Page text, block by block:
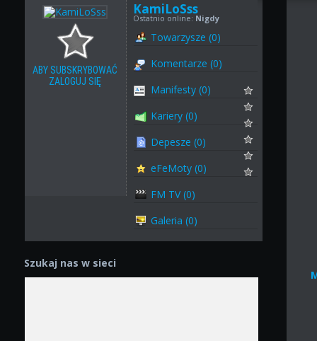
ABY SUBSKRYBOWAĆ
ZALOGUJ SIĘ
KamiLoSss
Ostatnio online: Nigdy
Towarzysze (0)
Komentarze (0)
Manifesty (0)
Kariery (0)
Depesze (0)
eFeMoty (0)
FM TV (0)
Galeria (0)
Szukaj nas w sieci